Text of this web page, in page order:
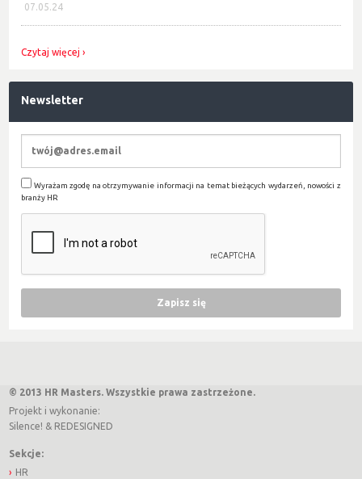
07.05.24
Czytaj więcej
Newsletter
Wyrażam zgodę na otrzymywanie informacji na temat bieżących wydarzeń, nowości z
branży HR
© 2013 HR Masters. Wszystkie prawa zastrzeżone.
Projekt i wykonanie:
Silence! & REDESIGNED
Sekcje:
HR